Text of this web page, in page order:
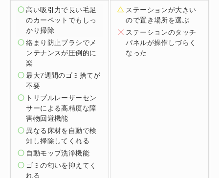
高い吸引力で長い毛足
のカーペットでもしっ
かり掃除
絡まり防止ブラシでメ
ンテナンスが圧倒的に
楽
最大7週間のゴミ捨てが
不要
トリプルレーザーセン
サーによる高精度な障
害物回避機能
異なる床材を自動で検
知し掃除してくれる
自動モップ洗浄機能
ゴミの匂いを抑えてく
れる
ステーションが大きい
ので置き場所を選ぶ
ステーションのタッチ
パネルが操作しづらく
なった